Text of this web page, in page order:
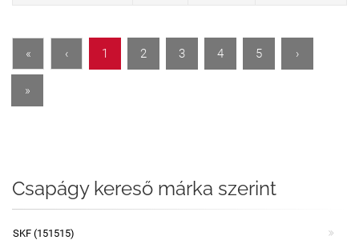
« ‹ 1 2 3 4 5 ›
»
Csapágy kereső márka szerint
SKF (151515)